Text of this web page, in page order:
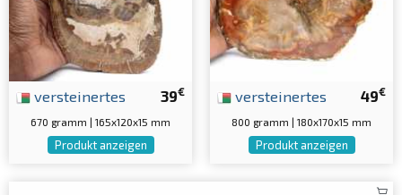
39€
versteinertes
670 gramm | 165x120x15 mm
Produkt anzeigen
49€
versteinertes
800 gramm | 180x170x15 mm
Produkt anzeigen